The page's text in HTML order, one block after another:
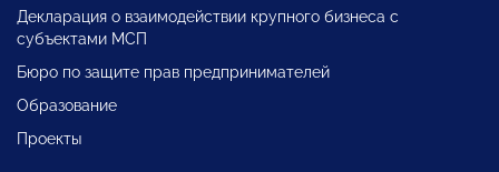
Декларация о взаимодействии крупного бизнеса с
субъектами МСП
Бюро по защите прав предпринимателей
Образование
Проекты